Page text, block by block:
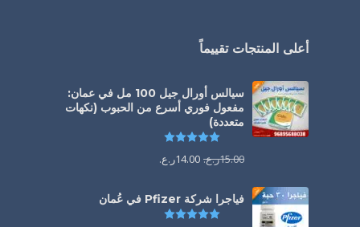
أعلى المنتجات تقييماً
سيالس أورال جيل 100 مل في عمان:
مفعول فوري أسرع من الحبوب (نكهات
متعددة)
15.00ر.ع. 14.00ر.ع.
فياجرا شركة Pfizer في عُمان